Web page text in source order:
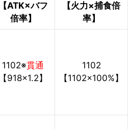
【ATK×バフ
倍率】
【火力×捕食倍
率】
1102※貫通
【918×1.2】
1102
【1102×100%】